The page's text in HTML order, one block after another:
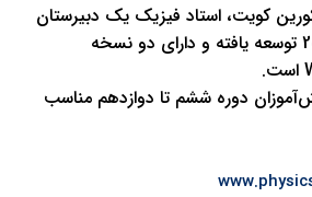
کویت، استاد فیزیک یک دبیرستان
است.
دوره ششم تا دوازدهم مناسب